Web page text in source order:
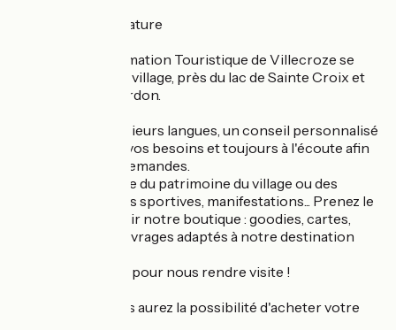
Vivez Grandeur Nature
Le Bureau d'Information Touristique de Villecroze se
situe au centre du village, près du lac de Sainte Croix et
des Gorges du Verdon.
Un accueil en plusieurs langues, un conseil personnalisé
selon vos envies, vos besoins et toujours à l'écoute afin
de satisfaire vos demandes.
Randonnées, visite du patrimoine du village ou des
alentours, activités sportives, manifestations... Prenez le
temps de découvrir notre boutique : goodies, cartes,
topo-guides et ouvrages adaptés à notre destination
Autant de raisons pour nous rendre visite !
Toute l'année vous aurez la possibilité d'acheter votre